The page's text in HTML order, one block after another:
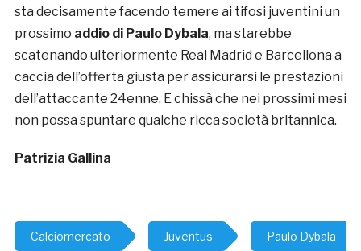
sta decisamente facendo temere ai tifosi juventini un
prossimo addio di Paulo Dybala, ma starebbe
scatenando ulteriormente Real Madrid e Barcellona a
caccia dell’offerta giusta per assicurarsi le prestazioni
dell’attaccante 24enne. E chissà che nei prossimi mesi
non possa spuntare qualche ricca società britannica.
Patrizia Gallina
Calciomercato Juventus Paulo Dybala